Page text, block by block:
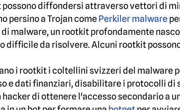
possono diffondersi attraverso vettori di
persino a Trojan comePerkiler malware
malware, un rootkit profondamente
difficile da risolvere. Alcuni rootkit
i rootkit i coltellini svizzeri del malware
e dati finanziari, disabilitare i protocolli
di ottenere l'accesso secondario a